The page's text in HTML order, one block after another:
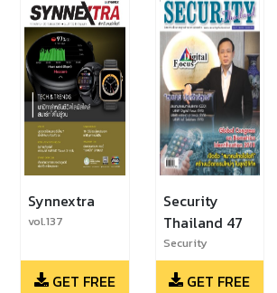
Synnextra
vol.137
GET FREE
Security
Thailand 47
Security
Thailand 47
GET FREE